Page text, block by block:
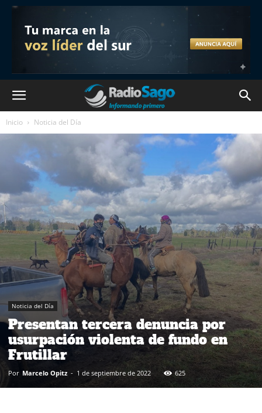
Inicio Noticia del Día
Noticia del Día
Presentan tercera denuncia por
usurpación violenta de fundo en
Frutillar
Por Marcelo Opitz - 1 de septiembre de 2022 625